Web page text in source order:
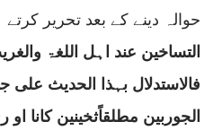
حوالہ دینے کے بعد تحریر
التساخین عند اہل اللغۃ
فالاستدلال بہذا الحدیث علی
الجوربین مطلقاًثخینین کانا